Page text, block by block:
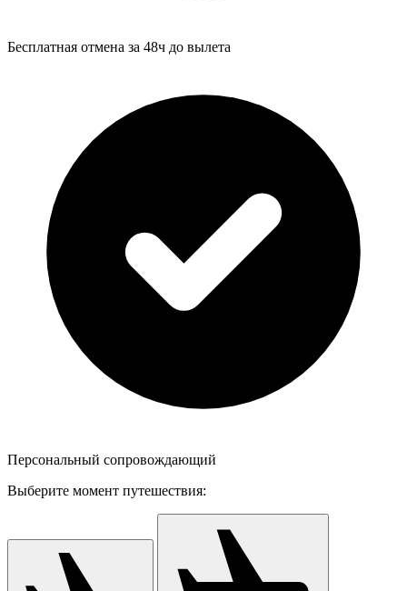
Бесплатная отмена за 48ч до вылета
Персональный сопровождающий
Выберите момент путешествия: